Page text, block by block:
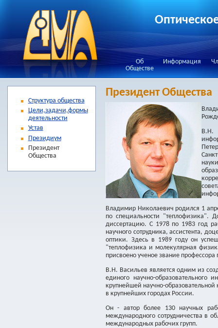
Об
Обществе
Информация
Структура общества
Цели,задачи,формы
деятельности
Устав
Президиум
Президент
Общества
Президент Общества
В.Н.
Владимир Николаевич родился 1
по специальности "теплофизика".
диссертацию. С 1978 по 1983 год
научного сотрудника, ассистента,
оптики. Здесь в 1989 году он
"теплофизика и молекулярная
присвоено ученое звание
В.Н. Васильев является одним из
единого научно-образовательного
крупнейшей научно-
в крупнейших городах России.
Он - автор более 130 научных
международного сотрудничества в
международных рабочих групп.